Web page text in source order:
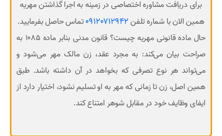
برای دریافت مشاوره اختصاصی در زمینه به اجرا گذاشتن مهریه
همین الان با شماره تلفن09120712942تماس حاصل بفرمایید.
حال ماده قانونی مهریه چیست؟ قانون مدنی بنابر ماده ۱۰۸۵ به
صراحت بیان می‌کند: به مجرد عقد، زن مالک مهر می‌شود و
می‌تواند هر نوع تصرفی که بخواهد در آن داشته باشد. طبق
همین اصل، زن تا زمانی که مهر به او تسلیم نشود، اختیار دارد از
ایفای وظایف خود در مقابل شوهر امتناع کند.